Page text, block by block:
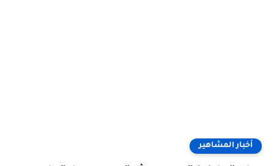
أخبار المشاهير